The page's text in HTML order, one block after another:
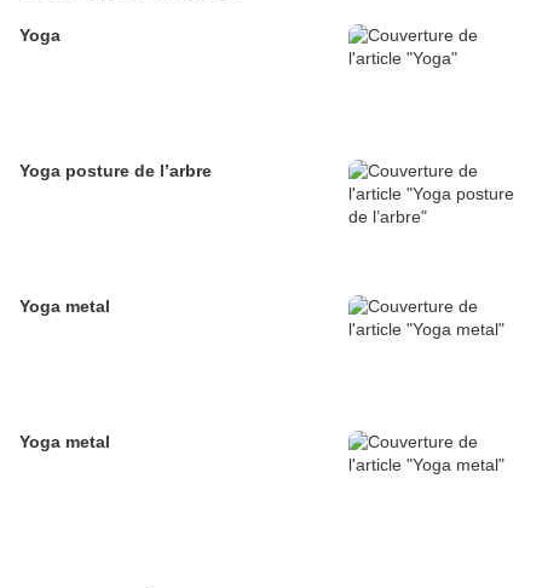
Yoga
Yoga posture de l’arbre
Yoga metal
Yoga metal